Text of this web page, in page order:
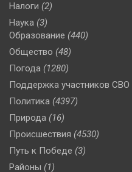
Налоги (2)
Наука (3)
Образование (440)
Общество (48)
Погода (1280)
Поддержка участников СВО
Политика (4397)
Природа (16)
Происшествия (4530)
Путь к Победе (3)
Районы (1)